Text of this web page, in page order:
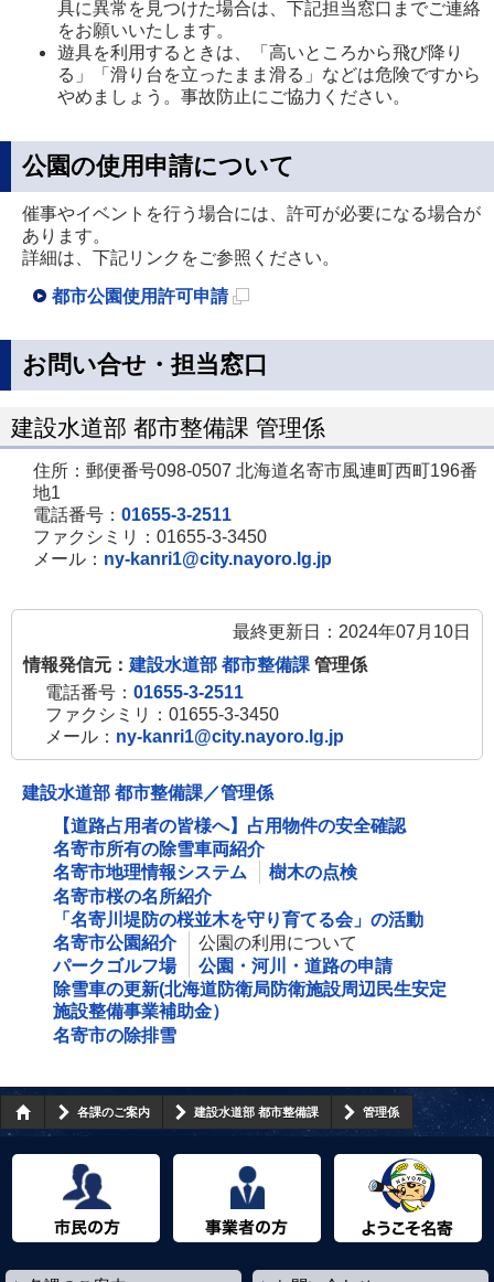
具に異常を見つけた場合は、下記担当窓口までご連絡
をお願いいたします。
遊具を利用するときは、「高いところから飛び降り
る」「滑り台を立ったまま滑る」などは危険ですから
やめましょう。事故防止にご協力ください。
公園の使用申請について
催事やイベントを行う場合には、許可が必要になる場合が
あります。
詳細は、下記リンクをご参照ください。
都市公園使用許可申請
規
ー
ジ
で
き
ま
お問い合せ・担当窓口
建設水道部 都市整備課 管理係
住所：郵便番号098-0507 北海道名寄市風連町西町196番
地1
電話番号： 01655-3-2511
ファクシミリ：01655-3-3450
メール： ny-kanri1@city.nayoro.lg.jp
最終更新日：2024年07月10日
情報発信元： 建設水道部 都市整備課 管理係
電話番号： 01655-3-2511
ファクシミリ：01655-3-3450
メール： ny-kanri1@city.nayoro.lg.jp
建設水道部 都市整備課／管理係
【道路占用者の皆様へ】占用物件の安全確認
名寄市所有の除雪車両紹介
名寄市地理情報システム
樹木の点検
名寄市桜の名所紹介
「名寄川堤防の桜並木を守り育てる会」の活動
名寄市公園紹介
公園の利用について
パークゴルフ場
公園・河川・道路の申請
除雪車の更新(北海道防衛局防衛施設周辺民生安定
施設整備事業補助金）
名寄市の除排雪
各課のご案内 建設水道部 都市整備課 管理係